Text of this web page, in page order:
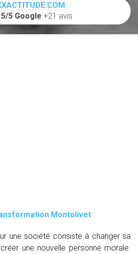
5/5 Google +21 avis
Montolivet
une société consiste à changer sa
une nouvelle personne morale.